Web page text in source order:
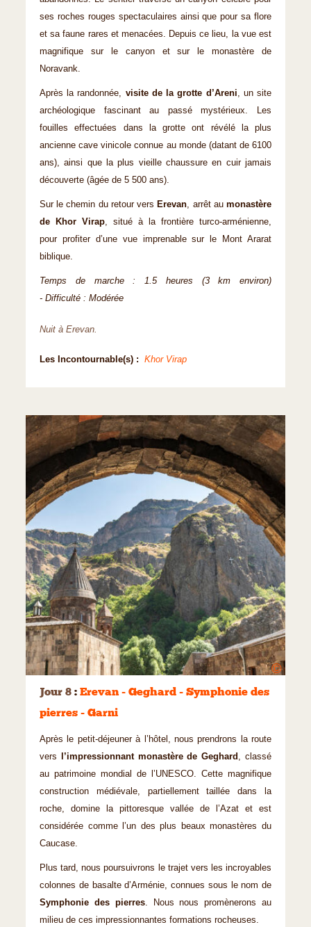
ses roches rouges spectaculaires ainsi que pour sa flore
et sa faune rares et menacées. Depuis ce lieu, la vue est
magnifique sur le canyon et sur le monastère de
Noravank.
Après la randonnée, visite de la grotte d’Areni, un site
archéologique fascinant au passé mystérieux. Les
fouilles effectuées dans la grotte ont révélé la plus
ancienne cave vinicole connue au monde (datant de 6100
ans), ainsi que la plus vieille chaussure en cuir jamais
découverte (âgée de 5 500 ans).
Sur le chemin du retour vers Erevan, arrêt aumonastère
de Khor Virap, situé à la frontière turco-arménienne,
pour profiter d’une vue imprenable sur le Mont Ararat
biblique.
Temps de marche : 1.5 heures (3 km environ)
- Difficulté : Modérée
Nuit à Erevan.
Les Incontournable(s) : Khor Virap
©
Jour 8 : Erevan - Geghard - Symphonie des
pierres - Garni
Après le petit-déjeuner à l’hôtel, nous prendrons la route
vers
l’impressionnant monastère de Geghard , classé
au patrimoine mondial de l’UNESCO. Cette magnifique
construction médiévale, partiellement taillée dans la
roche, domine la pittoresque vallée de l’Azat et est
considérée comme l’un des plus beaux monastères du
Caucase.
Plus tard, nous poursuivrons le trajet vers les incroyables
colonnes de basalte d’Arménie, connues sous le nom de
Symphonie des pierres. Nous nous promènerons au
milieu de ces impressionnantes formations rocheuses.